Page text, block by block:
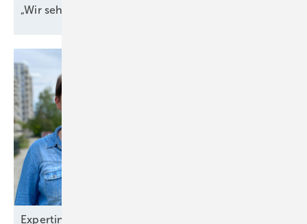
„Wir sehen, wo es
Expertinnen vom Solarzentrum Berlin: „Definierte